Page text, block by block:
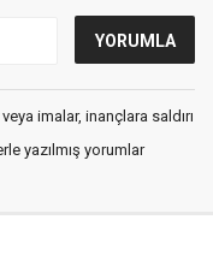
imalar, inançlara saldırı
yazılmış yorumlar